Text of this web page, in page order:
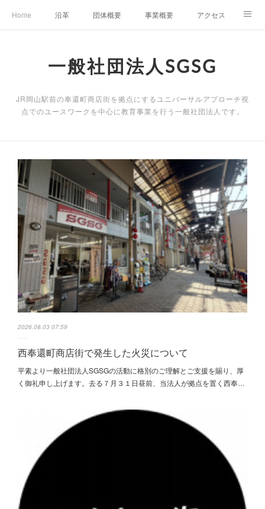
Home 沿革 団体概要 事業概要 アクセス
レンタルスペースについて中期計画（2026-2031）
一般社団法人SGSG
JR岡山駅前の奉還町商店街を拠点にするユニバーサルアプローチ視
点でのユースワークを中心に教育事業を行う一般社団法人です。
2026.08.03 07:59
西奉還町商店街で発生した火災について
平素より一般社団法人SGSGの活動に格別のご理解とご支援を賜り、厚
く御礼申し上げます。去る７月３１日昼前、当法人が拠点を置く西奉…